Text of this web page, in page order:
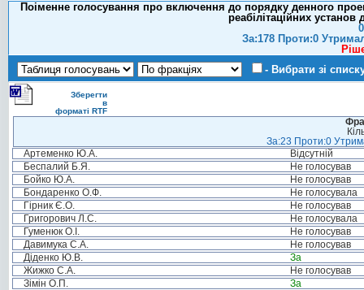
Поіменне голосування про включення до порядку денного
реабілітаційних установ
За:178 Проти:0
- Вибрати зі
Зберегти
в
форматі RTF
За:23 Проти:0
Артеменко Ю.А.
Відсутній
Беспалий Б.Я.
Не голосував
Бойко Ю.А.
Не голосував
Бондаренко О.Ф.
Не голосувала
Гірник Є.О.
Не голосував
Григорович Л.С.
Не голосувала
Гуменюк О.І.
Не голосував
Давимука С.А.
Не голосував
Діденко Ю.В.
За
Жижко С.А.
Не голосував
Зімін О.П.
За